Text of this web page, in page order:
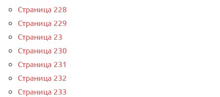
Страница 228
Страница 229
Страница 23
Страница 230
Страница 231
Страница 232
Страница 233